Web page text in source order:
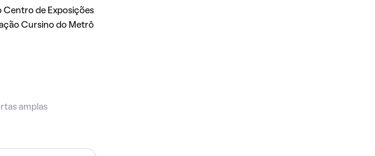
Centro de Exposições
Cursino do Metrô
amplas